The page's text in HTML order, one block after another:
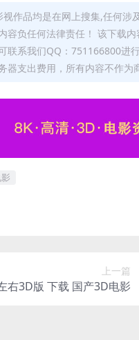
作品均是在网上搜集,任何
容负任何法律责任！ 该下载
联系我们QQ：751166800进
支出费用，所有内容不作为
上一篇
右3D版 下载 国产3D电影